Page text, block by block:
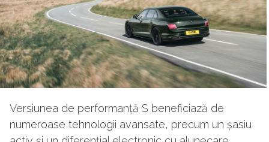
Versiunea de performanță S beneficiază de
numeroase tehnologii avansate, precum un șasiu